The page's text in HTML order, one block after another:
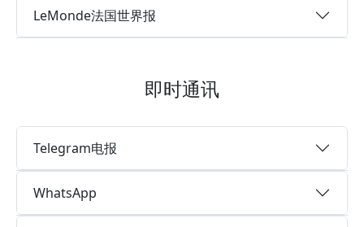
LeMonde法国世界报
即时通讯
Telegram电报
WhatsApp